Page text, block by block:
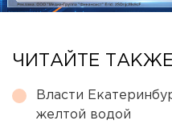
ЧИТАЙТЕ
Власти
желтой водой